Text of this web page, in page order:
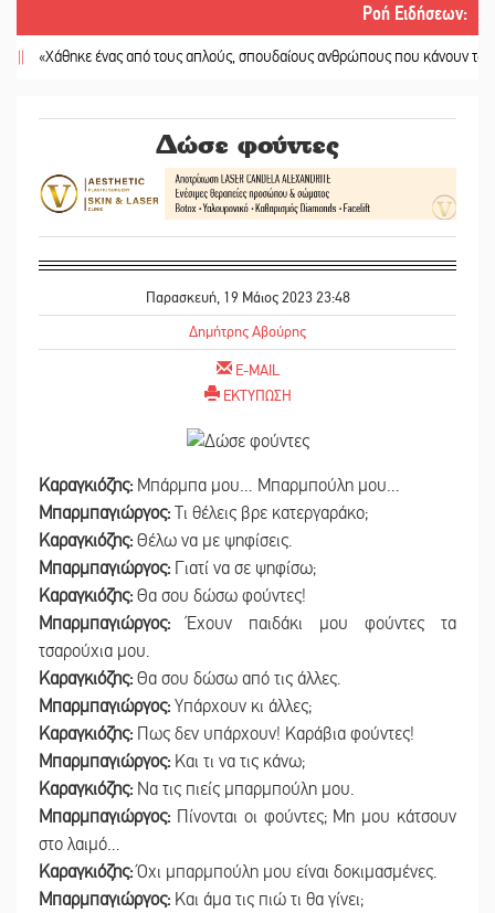
Ροή Ειδήσεων:
ένας από τους απλούς, σπουδαίους ανθρώπους που κάνουν τον κόσμο
Δώσε φούντες
Παρασκευή, 19 Μάιος 2023 23:48
Δημήτρης Αβούρης
E-MAIL
ΕΚΤΥΠΩΣΗ
Καραγκιόζης: Μπάρμπα μου… Μπαρμπούλη μου…
Μπαρμπαγιώργος: Τι θέλεις βρε κατεργαράκο;
Καραγκιόζης: Θέλω να με ψηφίσεις.
Μπαρμπαγιώργος: Γιατί να σε ψηφίσω;
Καραγκιόζης: Θα σου δώσω φούντες!
Μπαρμπαγιώργος: Έχουν παιδάκι μου φούντες τα
τσαρούχια μου.
Καραγκιόζης: Θα σου δώσω από τις άλλες.
Μπαρμπαγιώργος: Υπάρχουν κι άλλες;
Καραγκιόζης: Πως δεν υπάρχουν! Καράβια φούντες!
Μπαρμπαγιώργος: Και τι να τις κάνω;
Καραγκιόζης: Να τις πιείς μπαρμπούλη μου.
Μπαρμπαγιώργος: Πίνονται οι φούντες; Μη μου κάτσουν
στο λαιμό…
Καραγκιόζης:Όχι μπαρμπούλη μου είναι δοκιμασμένες.
Μπαρμπαγιώργος: Και άμα τις πιώ τι θα γίνει;